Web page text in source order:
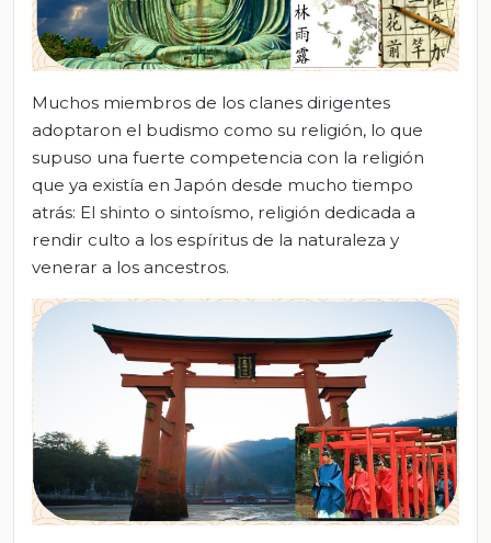
Muchos miembros de los clanes dirigentes
adoptaron el budismo como su religión, lo que
supuso una fuerte competencia con la religión
que ya existía en Japón desde mucho tiempo
atrás: El shinto o sintoísmo, religión dedicada a
rendir culto a los espíritus de la naturaleza y
venerar a los ancestros.